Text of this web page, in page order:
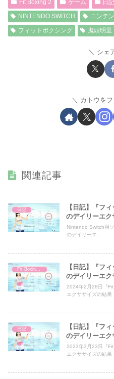
Fit Boxing 2 ゲーム 日記
NINTENDO SWITCH
ニンテ
フィットボクシング
鬼頭明里
シェ
カトウを
関連記事
日記
【日記】『フ
のデイリーエ
Nintendo Switch用
のデイリーエ...
【日記】『フ
のデイリーエ
2024年2月28日『
エクササイズの結果
日記
【日記】『フ
のデイリーエ
2023年3月23日『
エクササイズの結果